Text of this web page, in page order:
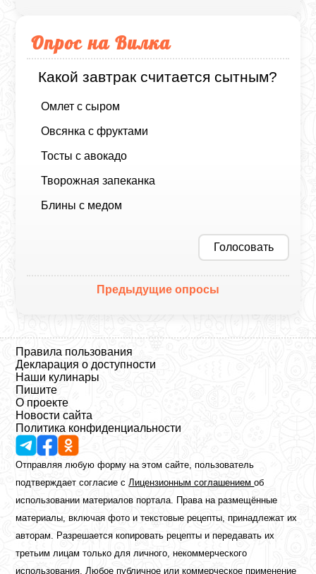
Опрос на Вилка
Какой завтрак считается сытным?
Омлет с сыром
Овсянка с фруктами
Тосты с авокадо
Творожная запеканка
Блины с медом
Голосовать
Предыдущие опросы
Правила пользования
Декларация о доступности
Наши кулинары
Пишите
О проекте
Новости сайта
Политика конфиденциальности
Отправляя любую форму на этом сайте, пользователь
подтверждает согласие сЛицензионным соглашениемоб
использовании материалов портала. Права на размещённые
материалы, включая фото и текстовые рецепты, принадлежат их
авторам. Разрешается копировать рецепты и передавать их
третьим лицам только для личного, некоммерческого
использования. Любое публичное или коммерческое применение